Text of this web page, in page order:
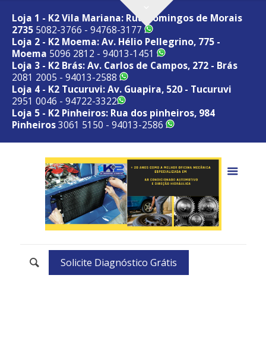
Loja 1 - K2 Vila Mariana: Rua Domingos de Morais
2735 5082-3766 - 94768-3177
Loja 2 - K2 Moema: Av. Hélio Pellegrino, 775 -
Moema 5096 2812 - 94013-1451
Loja 3 - K2 Brás: Av. Carlos de Campos, 272 - Brás
2081 2005 - 94013-2588
Loja 4 - K2 Tucuruvi: Av. Guapira, 520 - Tucuruvi
2951 0046 - 94722-3322
Loja 5 - K2 Pinheiros: Rua dos pinheiros, 984
Pinheiros3061 5150 - 94013-2586
Solicite Diagnóstico Grátis